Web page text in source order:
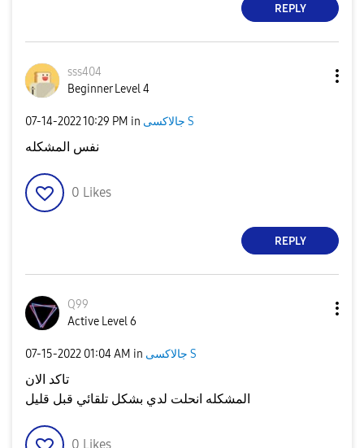
REPLY
sss404
Beginner Level 4
‎07-14-202210:29 PM in جالاكسى S
نفس المشكله
0 Likes
REPLY
Q99
Active Level 6
‎07-15-2022 01:04 AM in جالاكسى S
تاكد الان
المشكله انحلت لدي بشكل تلقائي قبل قليل
0 Likes